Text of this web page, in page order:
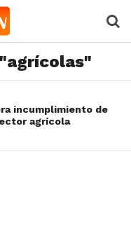
incumplimiento de
agrícola